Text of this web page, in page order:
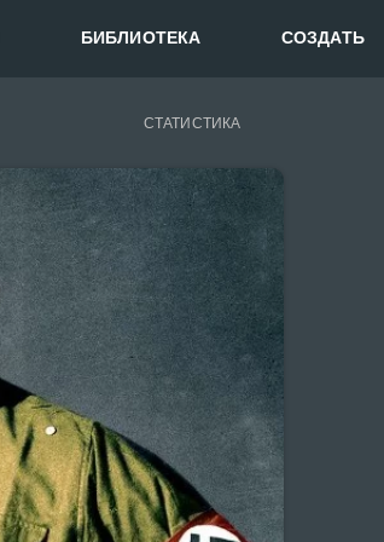
БИБЛИОТЕКА СОЗДАТЬ
СТАТИСТИКА